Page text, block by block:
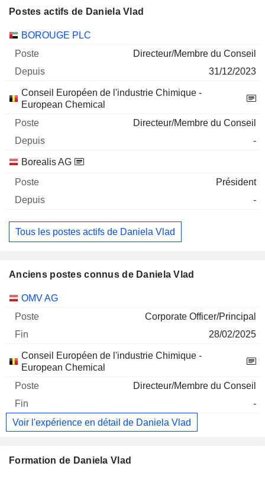
Postes actifs de Daniela Vlad
Sociétés Poste Début
BOROUGE PLC
Directeur/Membre du Conseil
31/12/2023
Conseil Européen de l'industrie Chimique -
European Chemical
Directeur/Membre du Conseil
-
Borealis AG
Président
-
Tous les postes actifs de Daniela Vlad
Anciens postes connus de Daniela Vlad
Sociétés Poste
OMV AG
Corporate Officer/Principal
28/02/2025
Conseil Européen de l'industrie Chimique -
European Chemical
Directeur/Membre du Conseil
-
Voir l'expérience en détail de Daniela Vlad
Formation de Daniela Vlad